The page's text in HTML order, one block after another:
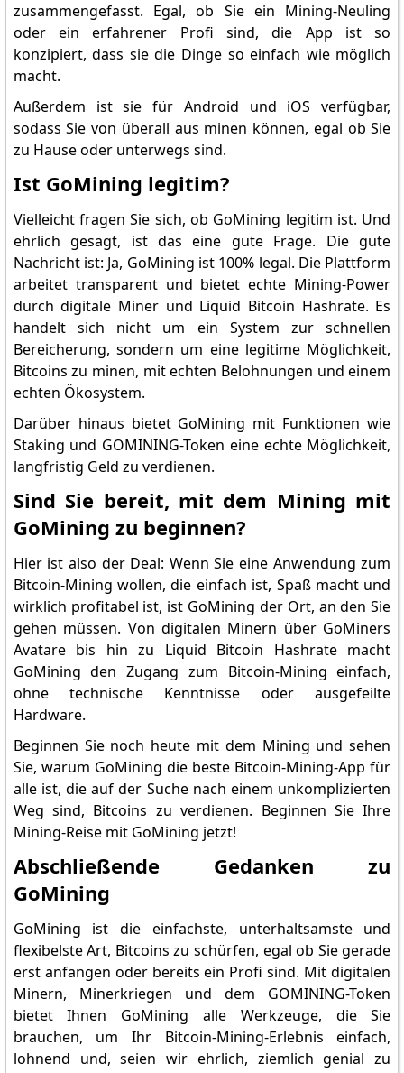
zusammengefasst. Egal, ob Sie ein Mining-Neuling
oder ein erfahrener Profi sind, die App ist so
konzipiert, dass sie die Dinge so einfach wie möglich
macht.
Außerdem ist sie für Android und iOS verfügbar,
sodass Sie von überall aus minen können, egal ob Sie
zu Hause oder unterwegs sind.
Ist GoMining legitim?
Vielleicht fragen Sie sich, ob GoMining legitim ist. Und
ehrlich gesagt, ist das eine gute Frage. Die gute
Nachricht ist: Ja, GoMining ist 100% legal. Die Plattform
arbeitet transparent und bietet echte Mining-Power
durch digitale Miner und Liquid Bitcoin Hashrate. Es
handelt sich nicht um ein System zur schnellen
Bereicherung, sondern um eine legitime Möglichkeit,
Bitcoins zu minen, mit echten Belohnungen und einem
echten Ökosystem.
Darüber hinaus bietet GoMining mit Funktionen wie
Staking und GOMINING-Token eine echte Möglichkeit,
langfristig Geld zu verdienen.
Sind Sie bereit, mit dem Mining mit
GoMining zu beginnen?
Hier ist also der Deal: Wenn Sie eine Anwendung zum
Bitcoin-Mining wollen, die einfach ist, Spaß macht und
wirklich profitabel ist, ist GoMining der Ort, an den Sie
gehen müssen. Von digitalen Minern über GoMiners
Avatare bis hin zu Liquid Bitcoin Hashrate macht
GoMining den Zugang zum Bitcoin-Mining einfach,
ohne technische Kenntnisse oder ausgefeilte
Hardware.
Beginnen Sie noch heute mit dem Mining und sehen
Sie, warum GoMining die beste Bitcoin-Mining-App für
alle ist, die auf der Suche nach einem unkomplizierten
Weg sind, Bitcoins zu verdienen. Beginnen Sie Ihre
Mining-Reise mit GoMining jetzt!
Abschließende Gedanken zu
GoMining
GoMining ist die einfachste, unterhaltsamste und
flexibelste Art, Bitcoins zu schürfen, egal ob Sie gerade
erst anfangen oder bereits ein Profi sind. Mit digitalen
Minern, Minerkriegen und dem GOMINING-Token
bietet Ihnen GoMining alle Werkzeuge, die Sie
brauchen, um Ihr Bitcoin-Mining-Erlebnis einfach,
lohnend und, seien wir ehrlich, ziemlich genial zu